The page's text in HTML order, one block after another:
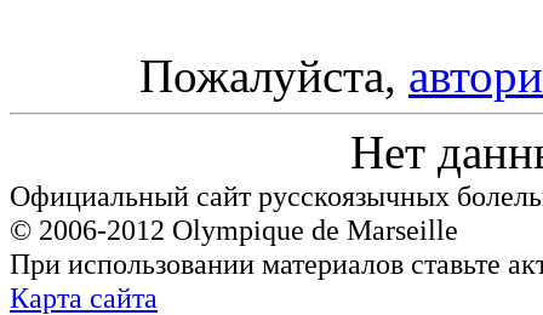
Пожалуйста,
Нет
Официальный сайт русскоязычных
© 2006-2012 Olympique de Marseille
При использовании материалов ставьте
Карта сайта